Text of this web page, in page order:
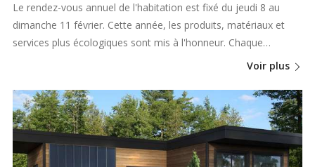
Le rendez-vous annuel de l'habitation est fixé du jeudi 8 au
dimanche 11 février. Cette année, les produits, matériaux et
services plus écologiques sont mis à l'honneur. Chaque…
Voir plus